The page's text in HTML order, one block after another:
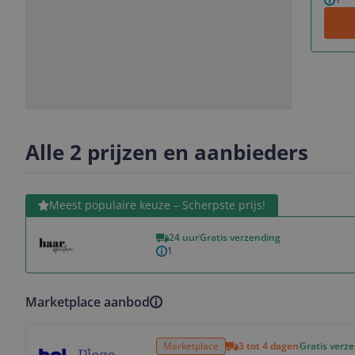
Alle 2 prijzen en aanbieders
Meest populaire keuze – Scherpste prijs!
24 uurGratis verzending
1
Bekijk product
Marketplace aanbod
Marketplace 3 tot 4 dagenGratis